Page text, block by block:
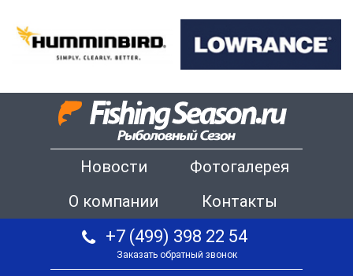
Новости
Фотогалерея
О компании
Контакты
+7 (499) 398 22 54
Заказать обратный звонок